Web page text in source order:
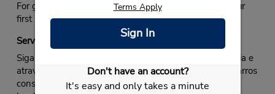
Terms Apply
Sign In
Don't have an account?
It's easy and only takes a minute
For great deals on airport rental cars, make Budget your
first stop in Portland.
Serviço Fastbreak
Siga as placas para a área de retirada de bagagem. Saia e
atravesse a rua até o estabelecimento de locação de carros
consolidado. O balcão de locação da Budget está